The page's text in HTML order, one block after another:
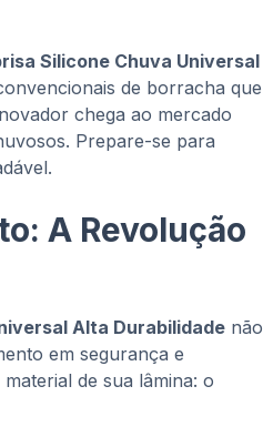
Silicone Chuva Universal
de borracha que
chega ao mercado
Prepare-se para
A Revolução
Alta Durabilidade não
em segurança e
de sua lâmina: o